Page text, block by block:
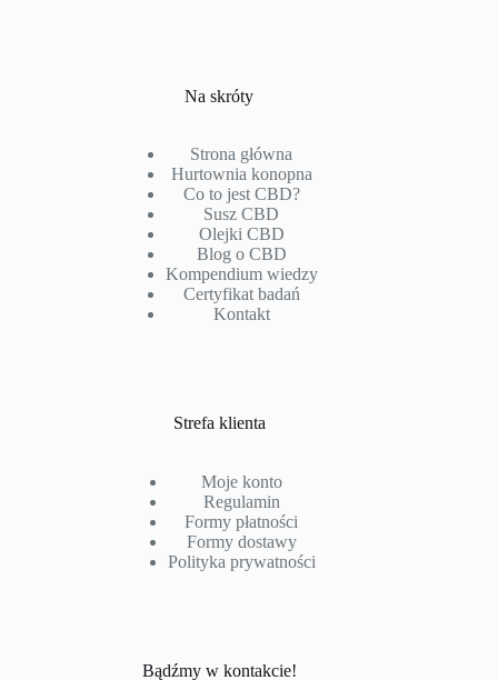
Na skróty
Strona główna
Hurtownia konopna
Co to jest CBD?
Susz CBD
Olejki CBD
Blog o CBD
Kompendium wiedzy
Certyfikat badań
Kontakt
Strefa klienta
Moje konto
Regulamin
Formy płatności
Formy dostawy
Polityka prywatności
Bądźmy w kontakcie!